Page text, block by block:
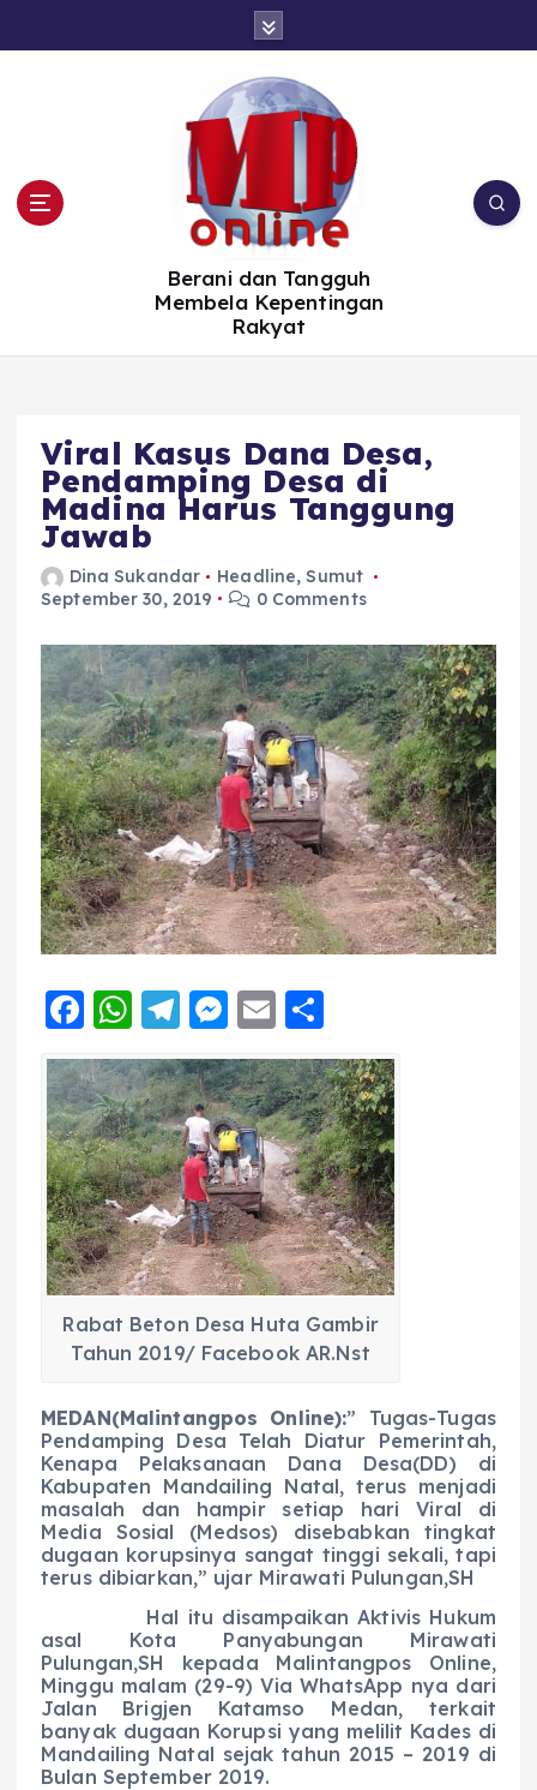
Berani dan Tangguh
Membela Kepentingan
Rakyat
Viral Kasus Dana Desa,
Pendamping Desa di
Madina Harus Tanggung
Jawab
Dina Sukandar Headline,Sumut
September 30, 2019
0 Comments
F
a
c
e
b
o
o
k
W
h
a
ts
A
p
p
T
el
e
g
r
a
m
M
e
ss
e
n
g
er
E
m
ai
l
h
a
re
Rabat Beton Desa Huta Gambir
Tahun 2019/ Facebook AR.Nst
MEDAN(Malintangpos Online):” Tugas-Tugas
Pendamping Desa Telah Diatur Pemerintah,
Kenapa Pelaksanaan Dana Desa(DD) di
Kabupaten Mandailing Natal, terus menjadi
masalah dan hampir setiap hari Viral di
Media Sosial (Medsos) disebabkan tingkat
dugaan korupsinya sangat tinggi sekali, tapi
terus dibiarkan,” ujar Mirawati Pulungan,SH
Hal itu disampaikan Aktivis Hukum
asal Kota Panyabungan Mirawati
Pulungan,SH kepada Malintangpos Online,
Minggu malam (29-9) Via WhatsApp nya dari
Jalan Brigjen Katamso Medan, terkait
banyak dugaan Korupsi yang melilit Kades di
Mandailing Natal sejak tahun 2015 – 2019 di
Bulan September 2019.